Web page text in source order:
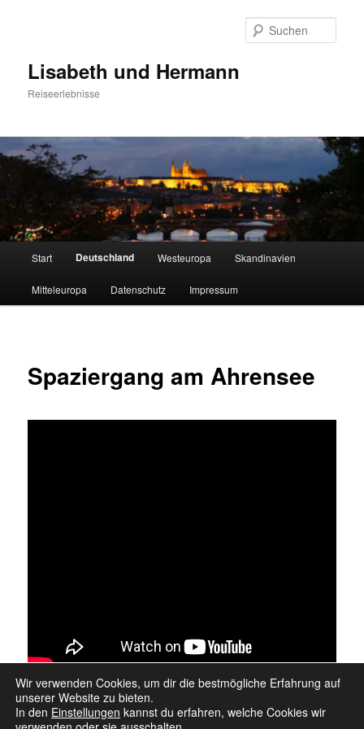
Lisabeth und Hermann
Reiseerlebnisse
Start Deutschland Westeuropa Skandinavien
Mitteleuropa Datenschutz Impressum
Spaziergang am Ahrensee
Wir verwenden Cookies, um dir die bestmögliche Erfahrung auf
unserer Website zu bieten.
In den Einstellungen kannst du erfahren, welche Cookies wir